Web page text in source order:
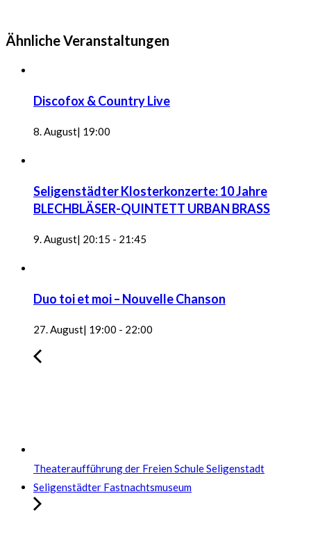
Ähnliche Veranstaltungen
Discofox & Country Live
8. August| 19:00
Seligenstädter Klosterkonzerte: 10 Jahre
BLECHBLÄSER-QUINTETT URBAN BRASS
9. August| 20:15 - 21:45
Duo toi et moi – Nouvelle Chanson
27. August| 19:00 - 22:00
Theateraufführung der Freien Schule Seligenstadt
Seligenstädter Fastnachtsmuseum